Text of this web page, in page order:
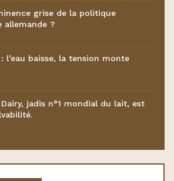
grise de la politique
allemande ?
l’eau baisse, la tension monte
jadis n°1 mondial du lait, est